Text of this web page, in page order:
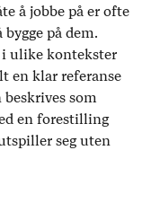
å jobbe på er ofte
på dem.
i ulike kontekster
en klar referanse
som
en forestilling
seg uten